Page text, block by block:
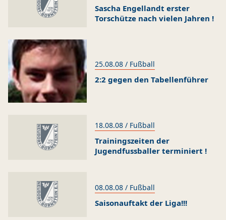
Sascha Engellandt erster
Torschütze nach vielen Jahren !
25.08.08 / Fußball
2:2 gegen den Tabellenführer
18.08.08 / Fußball
Trainingszeiten der
Jugendfussballer terminiert !
08.08.08 / Fußball
Saisonauftakt der Liga!!!